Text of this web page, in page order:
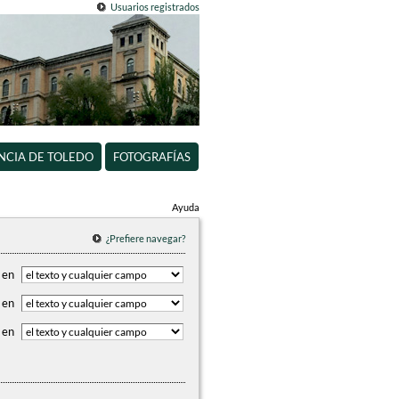
Usuarios registrados
DE TOLEDO FOTOGRAFÍAS
Ayuda
¿Prefiere navegar?
en
en
en